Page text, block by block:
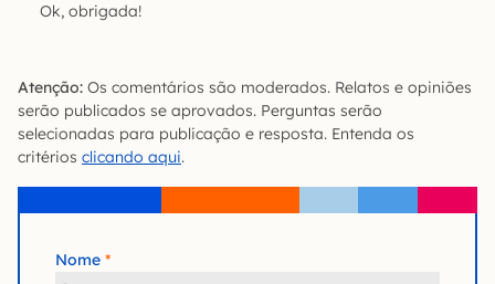
Ok, obrigada!
Atenção: Os comentários são moderados. Relatos e opiniões
serão publicados se aprovados. Perguntas serão
selecionadas para publicação e resposta. Entenda os
critérios clicando aqui.
Nome